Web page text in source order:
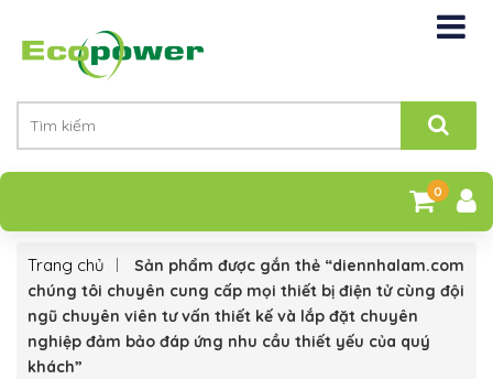
0
Trang chủ
Sản phẩm được gắn thẻ “diennhalam.com
chúng tôi chuyên cung cấp mọi thiết bị điện tử cùng đội
ngũ chuyên viên tư vấn thiết kế và lắp đặt chuyên
nghiệp đảm bảo đáp ứng nhu cầu thiết yếu của quý
khách”